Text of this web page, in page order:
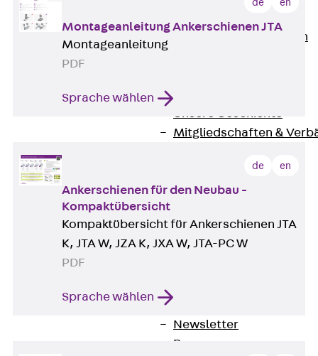
Unternehmen
Unsere Geschichte
Mitgliedschaften &
Aktuelles
News
Kontakt
Zurück Kontakt
Newsletter
Presse
de en
Montageanleitung Ankerschienen JTA
Montageanleitung
PDF
Sprache wählen
de en
Ankerschienen für den Neubau -
Kompaktübersicht
Kompaktübersicht für Ankerschienen JTA
K, JTA W, JZA K, JXA W, JTA-PC W
PDF
Sprache wählen